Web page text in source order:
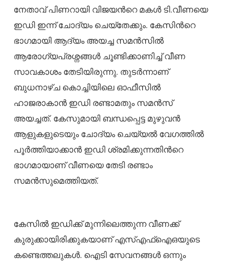
നേതാവ് പിണറായി വിജയന്‍റെ മകൾ ടി.വീണയെ
ഇഡി ഇന്ന് ചോദ്യം ചെയ്തേക്കും. കേസിന്‍റെ
ഭാഗമായി ആദ്യം അയച്ച സമൻസിൽ
ആരോഗ്യപ്രശ്നങ്ങൾ ചൂണ്ടിക്കാണിച്ച് വീണ
സാവകാശം തേടിയിരുന്നു. തുടർന്നാണ്
ബുധനാഴ്ച കൊച്ചിയിലെ ഓഫീസിൽ
ഹാജരാകാൻ ഇഡി രണ്ടാമതും സമൻസ്
അയച്ചത്. കേസുമായി ബന്ധപ്പെട്ട മുഴുവൻ
ആളുകളുടെയും ചോദ്യം ചെയ്യൽ വേഗത്തിൽ
പൂർത്തിയാക്കാൻ ഇഡി ശ്രമിക്കുന്നതിന്‍റെ
ഭാഗമായാണ് വീണയെ തേടി രണ്ടാം
സമൻസുമെത്തിയത്.
കേസിൽ ഇഡിക്ക് മുന്നിലെത്തുന്ന വീണക്ക്
കുരുക്കായിരിക്കുകയാണ് എസ്എഫ്ഐഒയുടെ
കണ്ടെത്തലുകൾ. ഐടി സേവനങ്ങൾ ഒന്നും